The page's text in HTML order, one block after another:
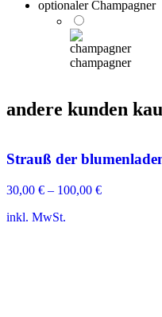
optionaler Champagner
champagner
andere kunden
Strauß der
30,00 € – 100,00 €
inkl. MwSt.